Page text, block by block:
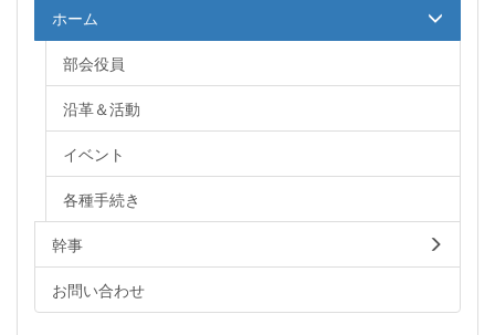
ホーム
部会役員
沿革＆活動
イベント
各種手続き
幹事
お問い合わせ